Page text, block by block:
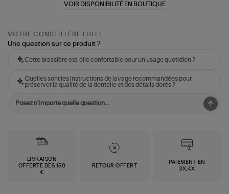
VOIR DISPONIBILITÉ EN BOUTIQUE
VOTRE CONSEILLÈRE LULLI
Une question sur ce produit ?
Cette brassière est-elle confortable pour un usage quotidien ?
Quelles sont les instructions de lavage recommandées pour
préserver la qualité de la dentelle et des détails dorés ?
LIVRAISON
OFFERTE DÈS 150
€
RETOUR OFFERT
PAIEMENT EN
3X,4X